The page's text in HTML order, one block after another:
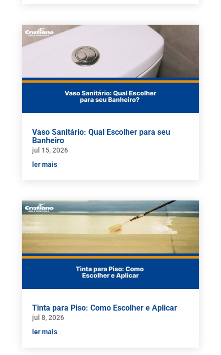
Vaso Sanitário: Qual Escolher para seu
Banheiro
jul 15, 2026
ler mais
Tinta para Piso: Como Escolher e Aplicar
jul 8, 2026
ler mais